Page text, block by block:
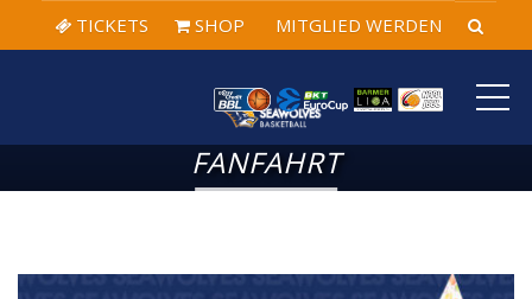
TICKETS SHOP MITGLIED WERDEN
FANFAHRT